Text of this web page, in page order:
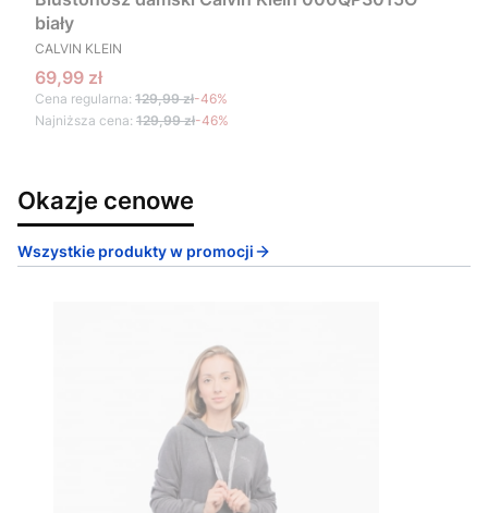
biały
PRODUCENT
CALVIN KLEIN
Cena promocyjna
69,99 zł
Cena regularna: 129,99 zł-46%
Najniższa cena: 129,99 zł-46%
Okazje cenowe
Wszystkie produkty w promocji